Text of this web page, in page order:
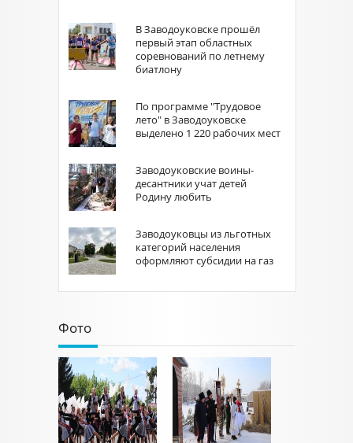
В Заводоуковске прошёл
первый этап областных
соревнований по летнему
биатлону
По программе "Трудовое
лето" в Заводоуковске
выделено 1 220 рабочих мест
Заводоуковские воины-
десантники учат детей
Родину любить
Заводоуковцы из льготных
категорий населения
оформляют субсидии на газ
Фото